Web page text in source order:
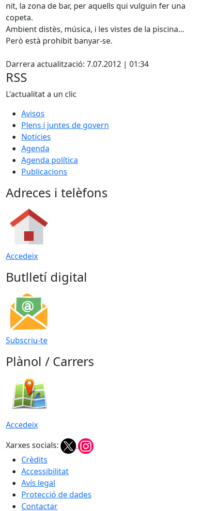
nit, la zona de bar, per aquells qui vulguin fer una
copeta.
Ambient distès, música, i les vistes de la piscina...
Però està prohibit banyar-se.
Darrera actualització: 7.07.2012 | 01:34
RSS
L'actualitat a un clic
Avisos
Plens i juntes de govern
Notícies
Agenda
Agenda política
Publicacions
Adreces i telèfons
Accedeix
Butlletí digital
Subscriu-te
Plànol / Carrers
Accedeix
Xarxes socials:
Crèdits
Accessibilitat
Avís legal
Protecció de dades
Contactar